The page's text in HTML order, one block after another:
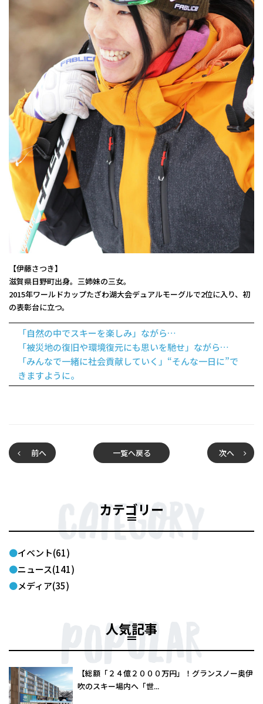
【伊藤さつき】
滋賀県日野町出身。三姉妹の三女。
2015年ワールドカップたざわ湖大会デュアルモーグルで2位に入り、初
の表彰台に立つ。
「自然の中でスキーを楽しみ」ながら…
「被災地の復旧や環境復元にも思いを馳せ」ながら…
「みんなで一緒に社会貢献していく」“そんな一日に”で
きますように。
前へ 一覧へ戻る 次へ
カテゴリー
イベント(61)
ニュース(141)
メディア(35)
人気記事
【総額「２４億２０００万円」！グランスノー奥伊
吹のスキー場内へ「世...